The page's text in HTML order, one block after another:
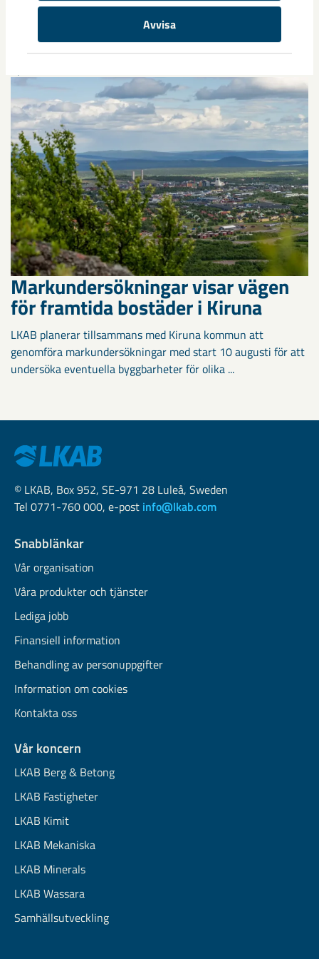
Avvisa
annan sida av Kiruna
Kirunaborna fick under helgen uppleva handboll på hög nivå
när ungdomslandslag från Sverige, Norge, Portugal och
Markundersökningar visar vägen
för framtida bostäder i Kiruna
LKAB planerar tillsammans med Kiruna kommun att
genomföra markundersökningar med start 10 augusti för att
undersöka eventuella byggbarheter för olika ...
© LKAB, Box 952, SE-971 28 Luleå, Sweden
Tel 0771-760 000, e-post info@lkab.com
Snabblänkar
Vår organisation
Våra produkter och tjänster
Lediga jobb
Finansiell information
Behandling av personuppgifter
Information om cookies
Kontakta oss
Vår koncern
LKAB Berg & Betong
LKAB Fastigheter
LKAB Kimit
LKAB Mekaniska
LKAB Minerals
LKAB Wassara
Samhällsutveckling